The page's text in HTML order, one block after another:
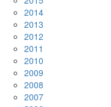
2014
2013
2012
2011
2010
2009
2008
2007